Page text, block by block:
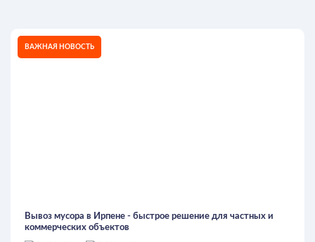
ВАЖНАЯ НОВОСТЬ
Вывоз мусора в Ирпене - быстрое решение для частных и
коммерческих объектов